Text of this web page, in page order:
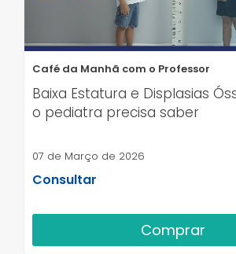
Café da Manhã com o Professor
Baixa Estatura e Displasias
o pediatra precisa saber
07 de Março de 2026
Consultar
Comprar